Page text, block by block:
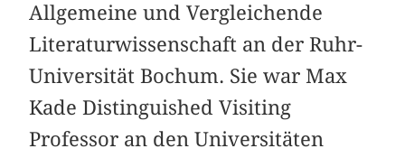
Allgemeine und Vergleichende
Literaturwissenschaft an der Ruhr-
Universität Bochum. Sie war Max
Kade Distinguished Visiting
Professor an den Universitäten